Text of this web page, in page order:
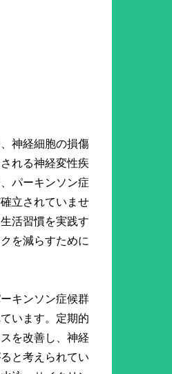
神経細胞の損傷
れる神経変性疾
パーキンソン症
立されていませ
活習慣を実践す
を減らすために
キンソン症候群
います。定期的
を改善し、神経
と考えられてい